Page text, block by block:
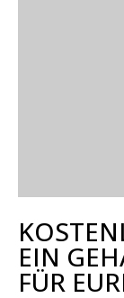
EIN
FÜR